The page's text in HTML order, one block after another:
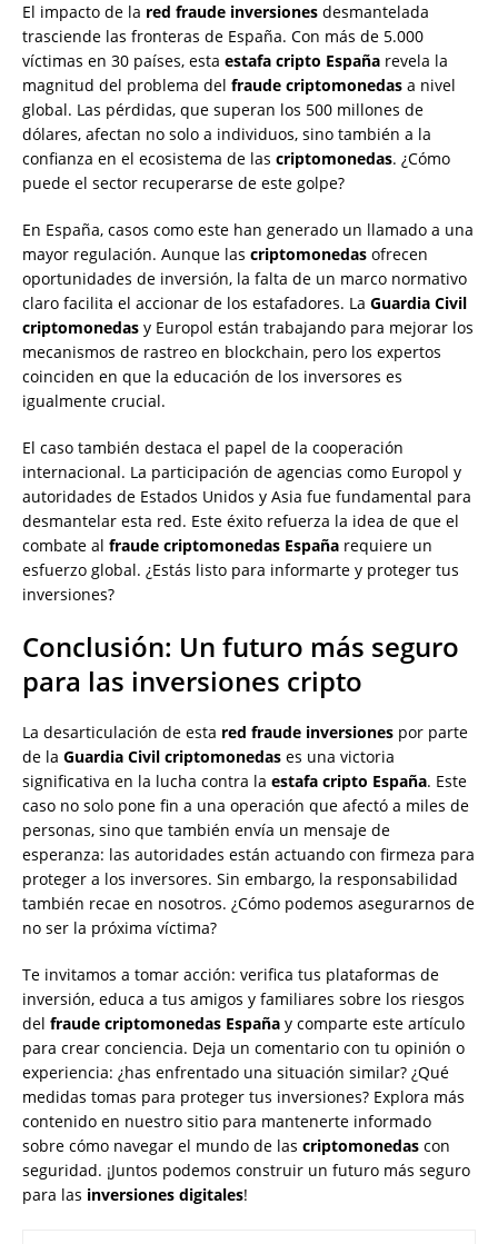
El impacto de la red fraude inversiones desmantelada
trasciende las fronteras de España. Con más de 5.000
víctimas en 30 países, esta estafa cripto España revela la
magnitud del problema del fraude criptomonedas a nivel
global. Las pérdidas, que superan los 500 millones de
dólares, afectan no solo a individuos, sino también a la
confianza en el ecosistema de las criptomonedas. ¿Cómo
puede el sector recuperarse de este golpe?
En España, casos como este han generado un llamado a una
mayor regulación. Aunque las criptomonedas ofrecen
oportunidades de inversión, la falta de un marco normativo
claro facilita el accionar de los estafadores. La Guardia Civil
criptomonedas y Europol están trabajando para mejorar los
mecanismos de rastreo en blockchain, pero los expertos
coinciden en que la educación de los inversores es
igualmente crucial.
El caso también destaca el papel de la cooperación
internacional. La participación de agencias como Europol y
autoridades de Estados Unidos y Asia fue fundamental para
desmantelar esta red. Este éxito refuerza la idea de que el
combate al fraude criptomonedas España requiere un
esfuerzo global. ¿Estás listo para informarte y proteger tus
inversiones?
Conclusión: Un futuro más seguro
para las inversiones cripto
La desarticulación de esta red fraude inversiones por parte
de la Guardia Civil criptomonedas es una victoria
significativa en la lucha contra la estafa cripto España. Este
caso no solo pone fin a una operación que afectó a miles de
personas, sino que también envía un mensaje de
esperanza: las autoridades están actuando con firmeza para
proteger a los inversores. Sin embargo, la responsabilidad
también recae en nosotros. ¿Cómo podemos asegurarnos de
no ser la próxima víctima?
Te invitamos a tomar acción: verifica tus plataformas de
inversión, educa a tus amigos y familiares sobre los riesgos
del fraude criptomonedas España y comparte este artículo
para crear conciencia. Deja un comentario con tu opinión o
experiencia: ¿has enfrentado una situación similar? ¿Qué
medidas tomas para proteger tus inversiones? Explora más
contenido en nuestro sitio para mantenerte informado
sobre cómo navegar el mundo de las criptomonedas con
seguridad. ¡Juntos podemos construir un futuro más seguro
para las inversiones digitales!